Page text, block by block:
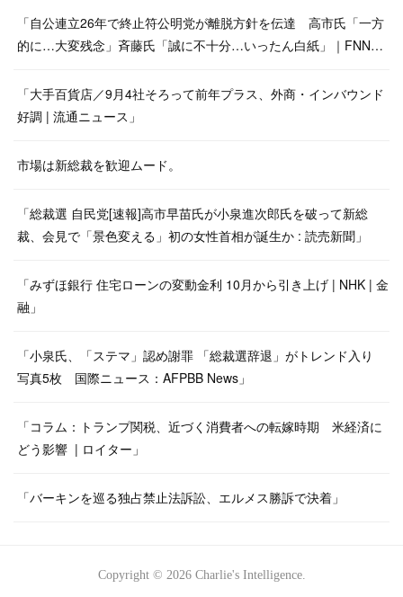
「自公連立26年で終止符公明党が離脱方針を伝達 高市氏「一方
的に…大変残念」斉藤氏「誠に不十分…いったん白紙」｜FNN…
「大手百貨店／9月4社そろって前年プラス、外商・インバウンド
好調 | 流通ニュース」
市場は新総裁を歓迎ムード。
「総裁選 自民党[速報]高市早苗氏が小泉進次郎氏を破って新総
裁、会見で「景色変える」初の女性首相が誕生か : 読売新聞」
「みずほ銀行 住宅ローンの変動金利 10月から引き上げ | NHK | 金
融」
「小泉氏、「ステマ」認め謝罪 「総裁選辞退」がトレンド入り
写真5枚 国際ニュース：AFPBB News」
「コラム：トランプ関税、近づく消費者への転嫁時期 米経済に
どう影響 | ロイター」
「バーキンを巡る独占禁止法訴訟、エルメス勝訴で決着」
Copyright © 2026 Charlie's Intelligence.